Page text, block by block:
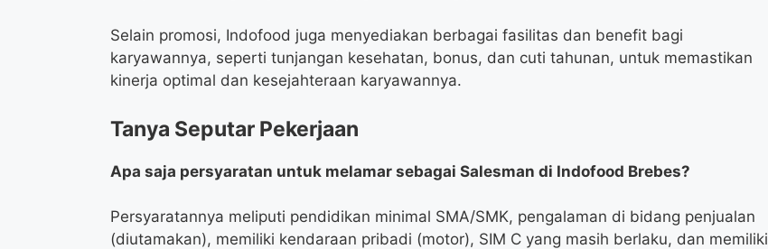
Selain promosi, Indofood juga menyediakan berbagai fasilitas dan benefit bagi
karyawannya, seperti tunjangan kesehatan, bonus, dan cuti tahunan, untuk memastikan
kinerja optimal dan kesejahteraan karyawannya.
Tanya Seputar Pekerjaan
Apa saja persyaratan untuk melamar sebagai Salesman di Indofood Brebes?
Persyaratannya meliputi pendidikan minimal SMA/SMK, pengalaman di bidang penjualan
(diutamakan), memiliki kendaraan pribadi (motor), SIM C yang masih berlaku, dan memiliki